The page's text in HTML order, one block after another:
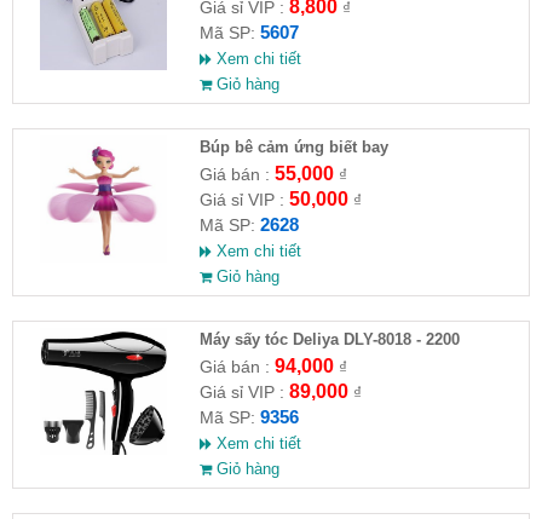
Giá sỉ VIP : 8,800₫
Mã SP: 5607
Xem chi tiết
Giỏ hàng
​Búp bê cảm ứng biết bay
Giá bán : 55,000₫
Giá sỉ VIP : 50,000₫
Mã SP: 2628
Xem chi tiết
Giỏ hàng
Máy sấy tóc Deliya DLY-8018 - 2200
Giá bán : 94,000₫
Giá sỉ VIP : 89,000₫
Mã SP: 9356
Xem chi tiết
Giỏ hàng